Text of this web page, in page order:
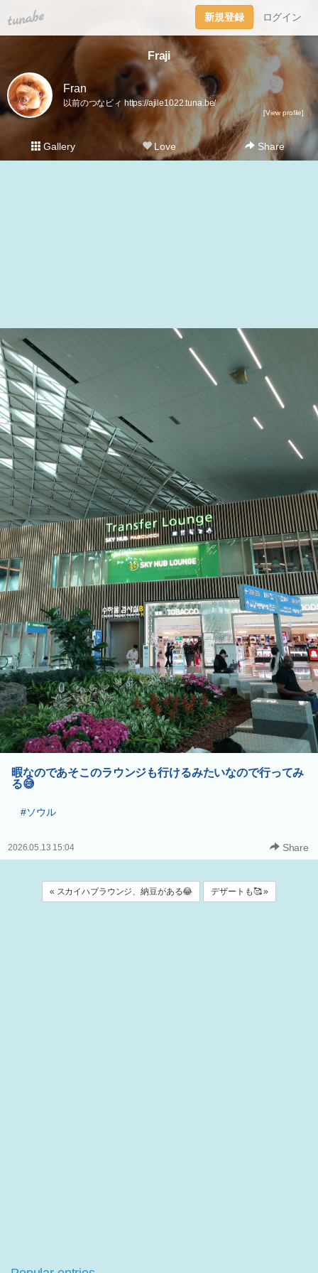
tuna.be 新規登録 ログイン
Fraji
Fran
以前のつなビィ https://ajile1022.tuna.be/
[View profile]
Gallery Love Share
暇なのであそこのラウンジも行けるみたいなので行ってみ
る😅
#ソウル
2026.05.13 15:04 Share
« スカイハブラウンジ、納豆がある😂 デザートも🥰 »